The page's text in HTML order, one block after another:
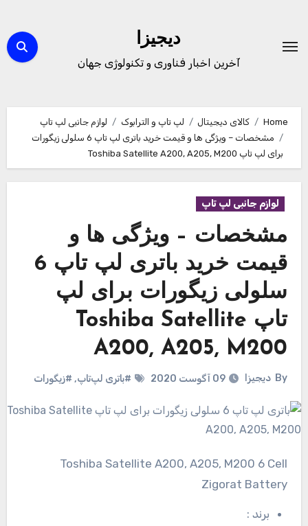
content
دیجیزا
آخرین اخبار فناوری و تکنولوژی جهان
Home کالای دیجیتال لپ تاپ و الترابوک
لوازم جانبی لپ تاپ
مشخصات – ویژگی ها و قیمت خرید باتری لپ تاپ 6 سلولی زیگورات
برای لپ تاپ Toshiba Satellite A200, A205, M200
لوازم جانبی لپ تاپ
مشخصات – ویژگی ها و
قیمت خرید باتری لپ تاپ 6
سلولی زیگورات برای لپ
تاپ Toshiba Satellite
A200, A205, M200
By دیجیزا 09 آگوست 2020 #باتری لپ‌تاپ, #زیگورات
Toshiba Satellite A200, A205, M200 6 Cell
Zigorat Battery
برند: